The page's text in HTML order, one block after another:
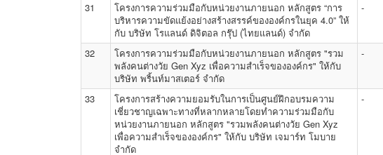
31
โครงการความร่วมมือกับหน่วยงานภายนอก หลักสูตร “การ
บริหารความขัดแย้งอย่างสร้างสรรค์ขององค์กรในยุค 4.0” ให้
กับ บริษัท โรแลนด์ ดิจิตอล กรุ๊ป (ไทยแลนด์) จำกัด
-
32
โครงการความร่วมมือกับหน่วยงานภายนอก หลักสูตร "รวม
พลังคนต่างวัย Gen Xyz เพื่อความสำเร็จขององค์กร" ให้กับ
บริษัท พริ้นท์มาสเตอร์ จำกัด
-
33
โครงการสร้างความยอมรับในการเป็นศูนย์ฝึกอบรมความ
เชี่ยวชาญเฉพาะทางที่หลากหลายโดยทำความร่วมมือกับ
หน่วยงานภายนอก หลักสูตร "รวมพลังคนต่างวัย Gen Xyz
เพื่อความสำเร็จขององค์กร" ให้กับ บริษัท เจมาร์ท โมบาย
จำกัด
-